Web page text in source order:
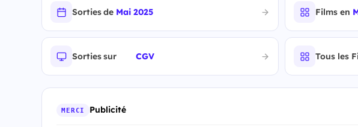
Sorties de Mai 2025 Films en
Sorties sur CGV Tous les
MERCI Publicité